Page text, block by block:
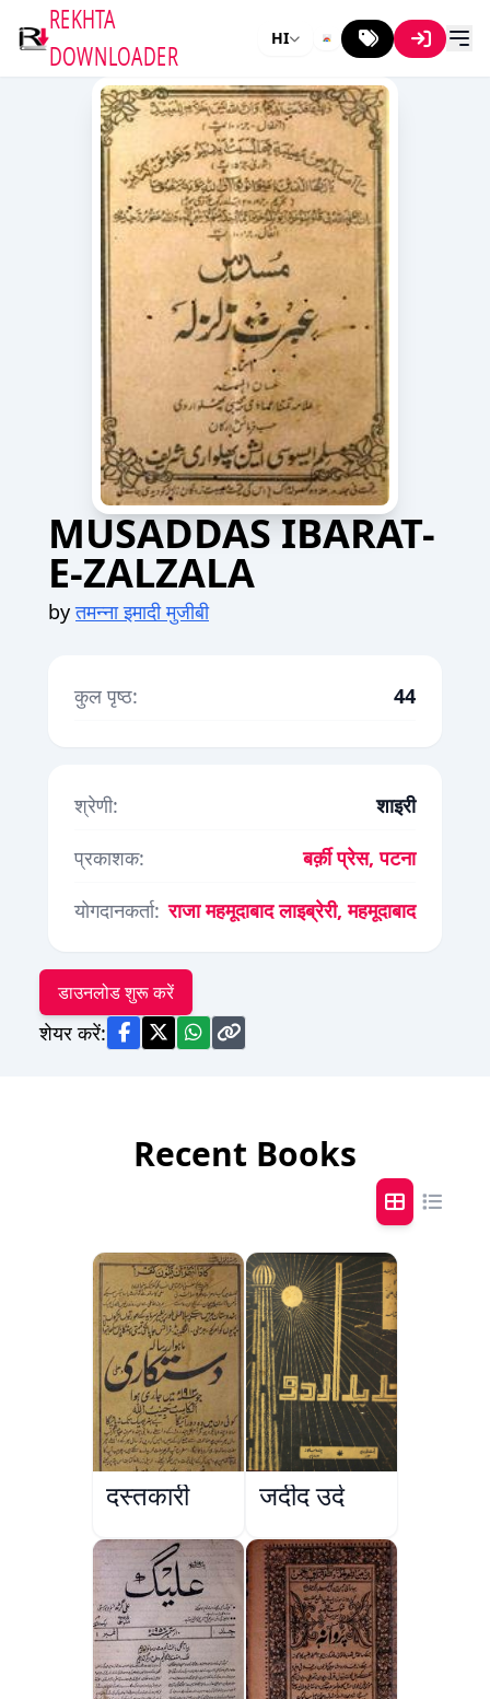
REKHTA
DOWNLOADER
HI
MUSADDAS IBARAT-
E-ZALZALA
byतमन्ना इमादी मुजीबी
कुल पृष्ठ: 44
श्रेणी:
शाइरी
प्रकाशक:
बर्क़ी प्रेस, पटना
योगदानकर्ता: राजा महमूदाबाद लाइब्रेरी, महमूदाबाद
डाउनलोड शुरू करें
शेयर करें:
Recent Books
दस्तकारी जदीद उर्दू